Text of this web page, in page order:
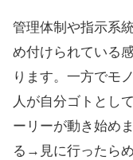
管理体制や指示系
め付けられている
ります。一方でモ
人が自分ゴトとし
ーリーが動き始め
る→見に行ったら